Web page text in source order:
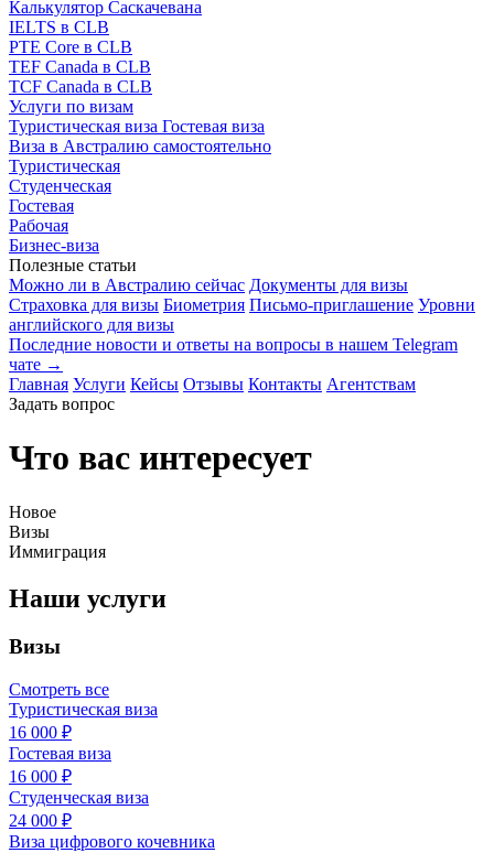
Калькулятор Саскачевана
IELTS в CLB
PTE Core в CLB
TEF Canada в CLB
TCF Canada в CLB
Услуги по визам
Туристическая виза Гостевая виза
Виза в Австралию самостоятельно
Туристическая
Студенческая
Гостевая
Рабочая
Бизнес-виза
Полезные статьи
Можно ли в Австралию сейчас Документы для визы
Страховка для визы Биометрия Письмо-приглашение Уровни
английского для визы
Последние новости и ответы на вопросы в нашем Telegram
чате →
Главная Услуги Кейсы Отзывы Контакты Агентствам
Задать вопрос
Что вас интересует
Новое
Визы
Иммиграция
Наши услуги
Визы
Смотреть все
Туристическая виза
16 000 ₽
Гостевая виза
16 000 ₽
Студенческая виза
24 000 ₽
Виза цифрового кочевника